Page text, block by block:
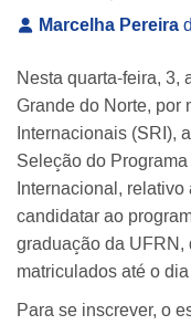
Marcelha Pereira
Nesta quarta-feira, 3,
Grande do Norte, por
Internacionais (SRI),
Seleção do
Internacional,
candidatar ao
graduação da UFRN,
matriculados até o
Para se inscrever, o